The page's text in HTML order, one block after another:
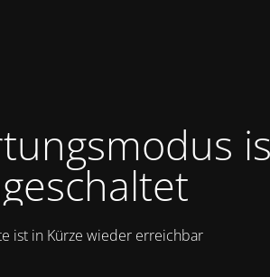
ist in Kürze wieder erreichbar